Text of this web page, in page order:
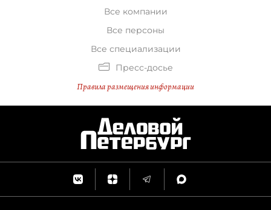
Все компании
Все персоны
Все специализации
Пресс-досье
Правила размещения информации